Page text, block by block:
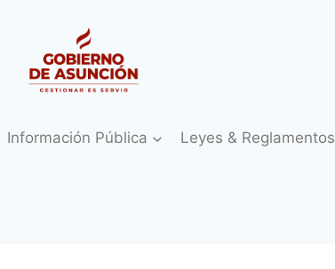
Información Pública Leyes & Reglamentos